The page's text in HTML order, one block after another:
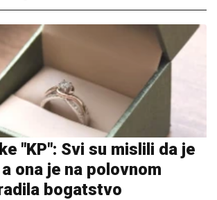
"KP": Svi su mislili da je
ona je na polovnom
bogatstvo